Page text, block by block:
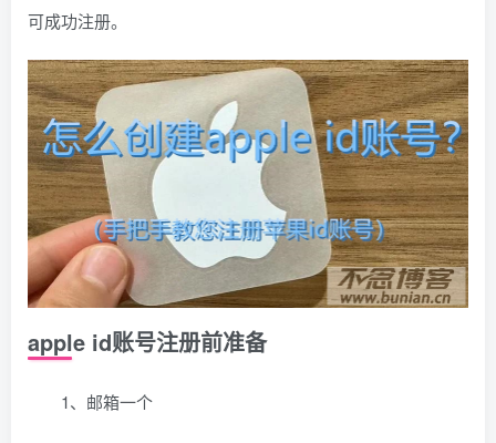
可成功注册。
apple id账号注册前准备
1、邮箱一个